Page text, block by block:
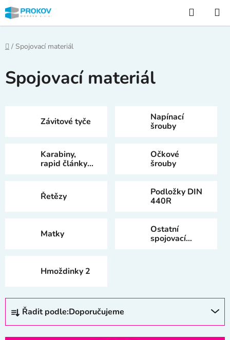
Přejít
na
obsah
Hledat
Domů
/ Spojovací materiál
Spojovací materiál
Závitové tyče
Napínací
šrouby
Karabiny,
rapid články,
Očkové
šrouby
Řetězy
Podložky DIN
440R
Matky
Ostatní
spojovací
Hmoždinky 2
Ř
z
Řadit podle:Doporučujeme